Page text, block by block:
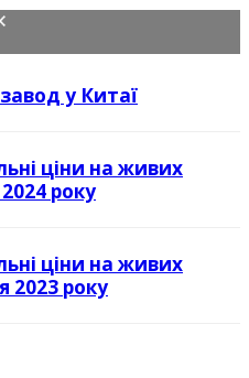
у Китаї
ціни на живих
року
ціни на живих
2023 року